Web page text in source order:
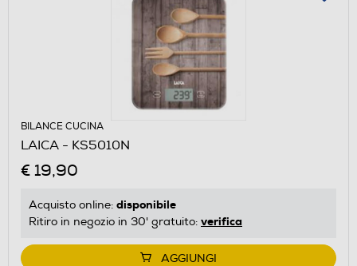
BILANCE CUCINA
LAICA - KS5010N
€ 19,90
Acquisto online: disponibile
Ritiro in negozio in 30' gratuito: verifica
AGGIUNGI